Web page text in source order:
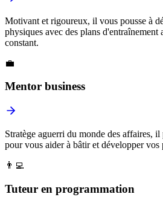
Motivant et rigoureux, il vous pousse à
physiques avec des plans d'entraînement
constant.
💼
Mentor business
Stratège aguerri du monde des affaires,
pour vous aider à bâtir et développer vos
👨‍💻
Tuteur en programmation